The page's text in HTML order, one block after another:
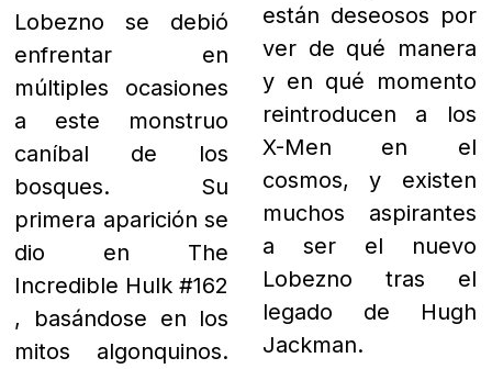
Lobezno se debió
enfrentar en
múltiples ocasiones
a este monstruo
caníbal de los
bosques. Su
primera aparición se
dio en The
Incredible Hulk #162
, basándose en los
mitos algonquinos.
están deseosos por
ver de qué manera
y en qué momento
reintroducen a los
X-Men en el
cosmos, y existen
muchos aspirantes
a ser el nuevo
Lobezno tras el
legado de Hugh
Jackman.